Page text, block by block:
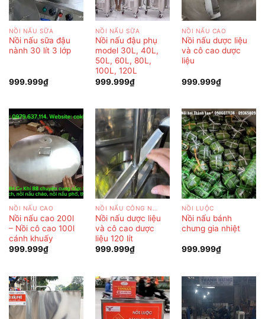
NỒI NẤU SỮA
Nồi nấu sữa đậu
nành 30 lít 3 lớp
999.999₫
NỒI NẤU SỮA
Nồi nấu đậu phụ
model 30L, 40L,
50L, 60L, 80L,
100L, 120L
999.999₫
NỒI NẤU CAO
Nồi nấu dược liệu
và cô cao dược
liệu
999.999₫
NỒI NẤU CAO
Nồi nấu cao 200l
– Nồi cô cao 100l
cánh khuấy
999.999₫
Nồi nấu dược liệu
và cô cao dược
liệu 120 lít
999.999₫
NỒI LUỘC
Nồi nấu bánh
chưng gia nhiệt
999.999₫